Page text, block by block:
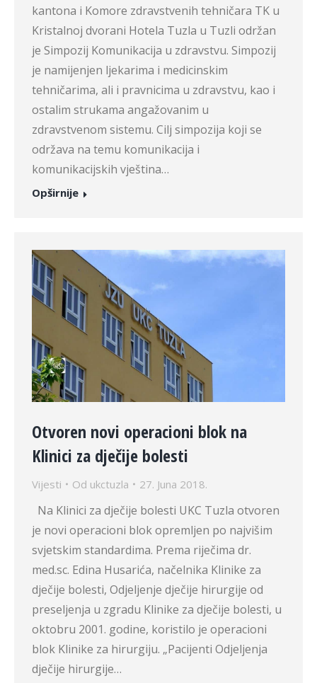
kantona i Komore zdravstvenih tehničara TK u
Kristalnoj dvorani Hotela Tuzla u Tuzli održan
je Simpozij Komunikacija u zdravstvu. Simpozij
je namijenjen ljekarima i medicinskim
tehničarima, ali i pravnicima u zdravstvu, kao i
ostalim strukama angažovanim u
zdravstvenom sistemu. Cilj simpozija koji se
održava na temu komunikacija i
komunikacijskih vještina…
Opširnije
Otvoren novi operacioni blok na
Klinici za dječije bolesti
Vijesti Od ukctuzla 27. Juna 2018.
Na Klinici za dječije bolesti UKC Tuzla otvoren
je novi operacioni blok opremljen po najvišim
svjetskim standardima. Prema riječima dr.
med.sc. Edina Husarića, načelnika Klinike za
dječije bolesti, Odjeljenje dječije hirurgije od
preseljenja u zgradu Klinike za dječije bolesti, u
oktobru 2001. godine, koristilo je operacioni
blok Klinike za hirurgiju. „Pacijenti Odjeljenja
dječije hirurgije…